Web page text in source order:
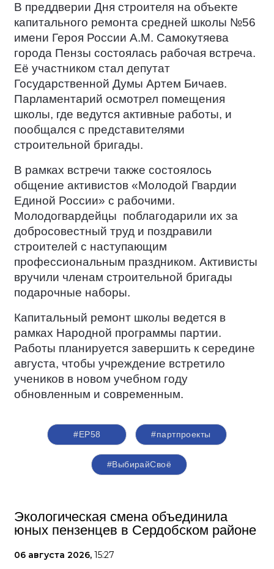
В преддверии Дня строителя на объекте
капитального ремонта средней школы №56
имени Героя России А.М. Самокутяева
города Пензы состоялась рабочая встреча.
Её участником стал депутат
Государственной Думы Артем Бичаев.
Парламентарий осмотрел помещения
школы, где ведутся активные работы, и
пообщался с представителями
строительной бригады.
В рамках встречи также состоялось
общение активистов «Молодой Гвардии
Единой России» с рабочими.
Молодогвардейцы поблагодарили их за
добросовестный труд и поздравили
строителей с наступающим
профессиональным праздником. Активисты
вручили членам строительной бригады
подарочные наборы.
Капитальный ремонт школы ведется в
рамках Народной программы партии.
Работы планируется завершить к середине
августа, чтобы учреждение встретило
учеников в новом учебном году
обновленным и современным.
#ЕР58 #партпроекты
#ВыбирайСвоё
Экологическая смена объединила
юных пензенцев в Сердобском районе
06 августа 2026, 15:27